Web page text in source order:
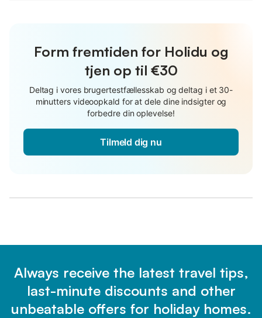
Form fremtiden for Holidu og
tjen op til €30
Deltag i vores brugertestfællesskab og deltag i et 30-
minutters videoopkald for at dele dine indsigter og
forbedre din oplevelse!
Tilmeld dig nu
Always receive the latest travel tips,
last-minute discounts and other
unbeatable offers for holiday homes.